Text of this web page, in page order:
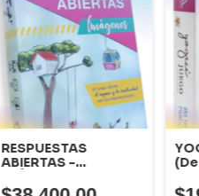
RESPUESTAS
ABIERTAS -
(IMAGINACION E